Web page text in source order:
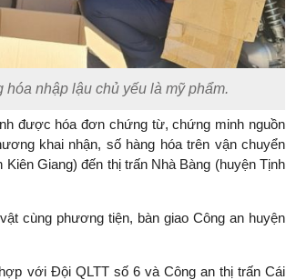
nhập lậu chủ yếu là mỹ phẩm.
được hóa đơn chứng từ, chứng minh nguồn
khai nhận, số hàng hóa trên vận chuyển
Giang) đến thị trấn Nhà Bàng (huyện Tịnh
cùng phương tiện, bàn giao Công an huyện
với Đội QLTT số 6 và Công an thị trấn Cái